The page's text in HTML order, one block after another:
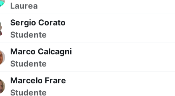
Laurea
Sergio Corato
Studente
Marco Calcagni
Studente
Marcelo Frare
Studente